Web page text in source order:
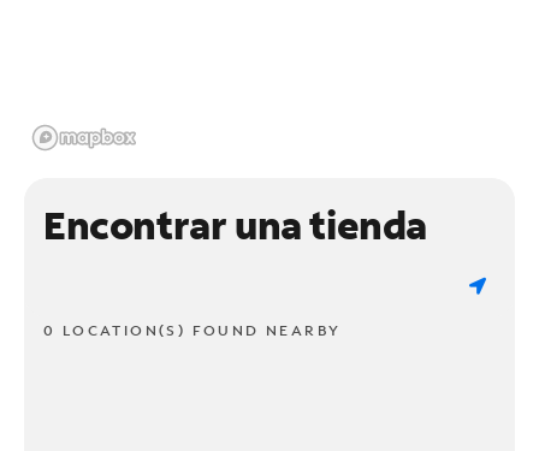
Encontrar una tienda
0 LOCATION(S) FOUND NEARBY